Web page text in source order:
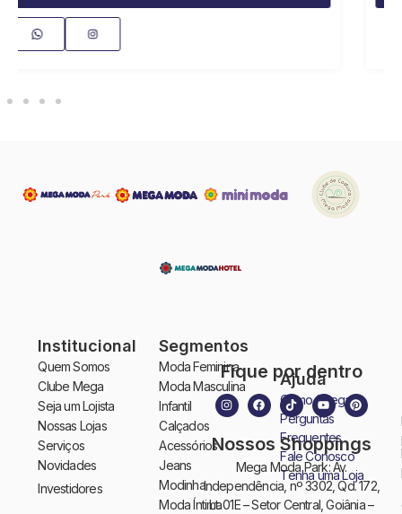
Institucional
Quem Somos
Clube Mega
Seja um Lojista
Nossas Lojas
Serviços
Novidades
Investidores
Segmentos
Moda Feminina
Moda Masculina
Infantil
Calçados
Acessórios
Jeans
Modinha
Moda Íntima
Ajuda
Como Chegar
Perguntas
Frequentes
Fale Conosco
Tenha uma Loja
Fique por dentro
Nossos Shoppings
Mega Moda Park: Av.
Independência, nº 3302, Qd. 172,
Lt. 01E – Setor Central, Goiânia –